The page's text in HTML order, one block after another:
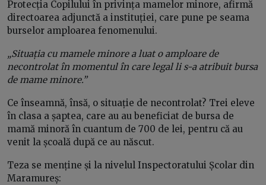
Protecția Copilului în privința mamelor minore, afirmă
directoarea adjunctă a instituției, care pune pe seama
burselor amploarea fenomenului.
„Situația cu mamele minore a luat o amploare de
necontrolat în momentul în care legal li s-a atribuit bursa
de mame minore.”
Ce înseamnă, însă, o situație de necontrolat? Trei eleve
în clasa a șaptea, care au au beneficiat de bursa de
mamă minoră în cuantum de 700 de lei, pentru că au
venit la școală după ce au născut.
Teza se menține și la nivelul Inspectoratului Școlar din
Maramureș: